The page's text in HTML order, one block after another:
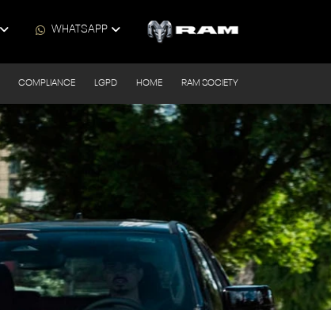
WHATSAPP
COMPLIANCE LGPD HOME RAM SOCIETY